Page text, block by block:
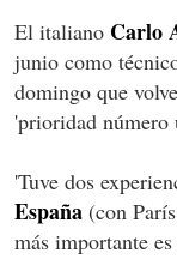
El italiano Carlo
junio como
domingo que
'prioridad número
'Tuve dos
España (con
más importante